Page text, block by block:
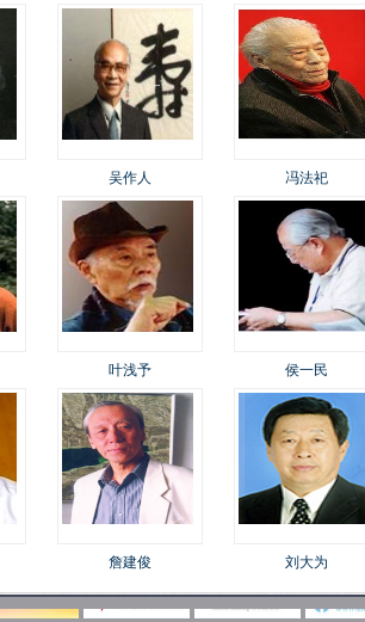
吴作人 冯法祀
叶浅予 侯一民
詹建俊 刘大为